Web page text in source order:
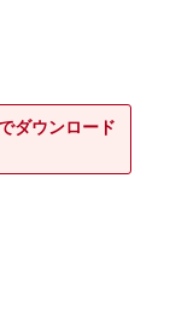
ダウンロード